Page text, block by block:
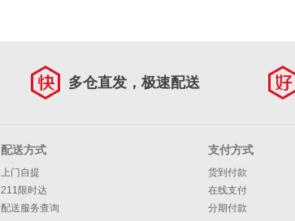
多仓直发，极速配送
配送方式
上门自提
211限时达
配送服务查询
支付方式
货到付款
在线支付
分期付款